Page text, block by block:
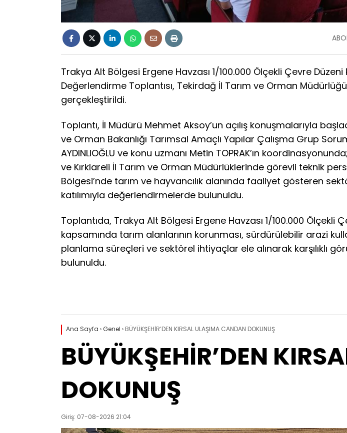
Trakya Alt Bölgesi Ergene Havzası 1/100.000 Ölçekli Çevre Düzeni
Değerlendirme Toplantısı, Tekirdağ İl Tarım ve Orman
gerçekleştirildi.
Toplantı, İl Müdürü Mehmet Aksoy’un açılış konuşmalarıyla
ve Orman Bakanlığı Tarımsal Amaçlı Yapılar Çalışma Grup
AYDINLIOĞLU ve konu uzmanı Metin TOPRAK’ın
ve Kırklareli İl Tarım ve Orman Müdürlüklerinde görevli teknik
Bölgesi’nde tarım ve hayvancılık alanında faaliyet gösteren
katılımıyla değerlendirmelerde bulunuldu.
Toplantıda, Trakya Alt Bölgesi Ergene Havzası 1/100.000 Ölçekli
kapsamında tarım alanlarının korunması, sürdürülebilir arazi
planlama süreçleri ve sektörel ihtiyaçlar ele alınarak karşılıklı
bulunuldu.
Ana Sayfa ›Genel › BÜYÜKŞEHİR’DEN KIRSAL ULAŞIMA CANDAN DOKUNUŞ
BÜYÜKŞEHİR’DEN
DOKUNUŞ
Giriş: 07-08-2026 21:04